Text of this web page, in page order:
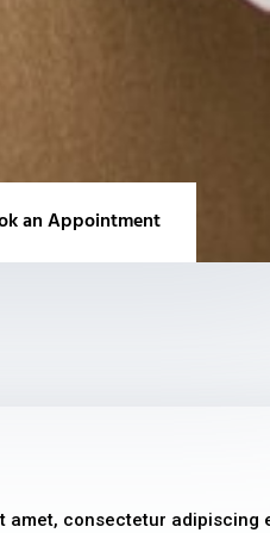
an Appointment
amet, consectetur adipiscing